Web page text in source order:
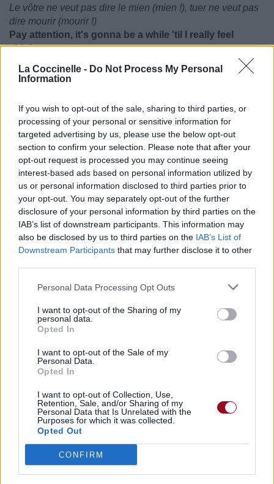
La Coccinelle - Do Not Process My Personal
Information
If you wish to opt-out of the sale, sharing to third parties, or
processing of your personal or sensitive information for
targeted advertising by us, please use the below opt-out
section to confirm your selection. Please note that after your
opt-out request is processed you may continue seeing
interest-based ads based on personal information utilized by
us or personal information disclosed to third parties prior to
your opt-out. You may separately opt-out of the further
disclosure of your personal information by third parties on the
IAB’s list of downstream participants. This information may
also be disclosed by us to third parties on the IAB’s List of
Downstream Participants that may further disclose it to other
Personal Data Processing Opt Outs
I want to opt-out of the Sharing of my
personal data.
Opted In
I want to opt-out of the Sale of my
Personal Data.
Opted In
I want to opt-out of Collection, Use,
Retention, Sale, and/or Sharing of my
Personal Data that Is Unrelated with the
Purposes for which it was collected.
Opted Out
CONFIRM
Le vôtre ne veut pas dire le mien (mien !), tuer ne veut pas
dire mourir (mourir !)
Pay attention, it's gonna be a while 'til I really feel
alright
Faites attention, ça va prendre un moment jusqu'à ce que
je me sente vraiment bien
Vieux ne veut pas dire mort (mort !), neuf ne veut pas dire
meilleur (meilleur !)
No hard feelings, I'm tired of being right about
everything I've said
Pas de rancune, je suis fatigué d'avoir raison sur tout ce
que j'ai dit
Yours does not mean mine (mine !), kill does not mean
die (die !)
Le vôtre ne veut pas dire le mien (mien !), tuer ne veut pas
dire mourir (mourir !)
We are not your kind
Aucune excuse, je vous défie toute la putain de vie
(Outro)
All out life, yeah
I challenge you to all out fucking life, yeah
Je vous défie toute la putain de vie, yeah
Vivre, vivre, vivre, vie
___________
C'est le single qui a annoncé le retour de Slipknot et qui,
de loins, tease aussi le nouvel album qui est sortit
quelques mois plus tard. Notamment en remarquant que le
titre est prononcé à plusieurs reprise dans la chanson. On
peut également retrouver cette chanson dans l'édition